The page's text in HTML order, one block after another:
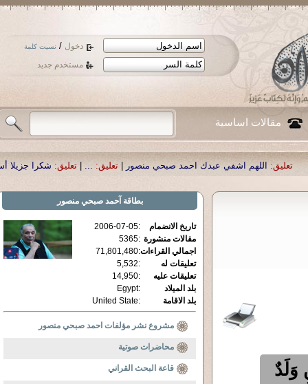
دخول / نسيت كلمة
مستخدم جديد
مقالات اساسية
اشفي عبدك احمد صبحي منصور| تعليق: ...
|تعليق: شكرا جزيلا أستاذ حمد
وَلَدٌ
بطاقة آحمد صبحي منصور
تاريخ الانضمام :
2006-07-05
مقالات منشورة :
5365
اجمالي القراءات:
71,801,480
تعليقات له
:
5,532
تعليقات عليه
:
14,950
بلد الميلاد
:
Egypt
بلد الاقامة
:
United State
مشروع نشر مؤلفات احمد صبحي منصور
محاضرات صوتية
قاعة البحث القراني